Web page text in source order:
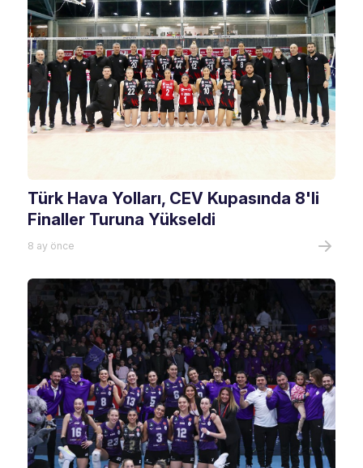
Türk Hava Yolları, CEV Kupasında 8'li
Finaller Turuna Yükseldi
8 ay önce